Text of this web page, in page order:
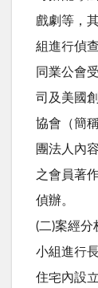
戲劇等，
組進行偵
同業公會
司及美國
協會（簡
團法人內
之會員著
偵辦。
(二)案經分
小組進行
住宅內設